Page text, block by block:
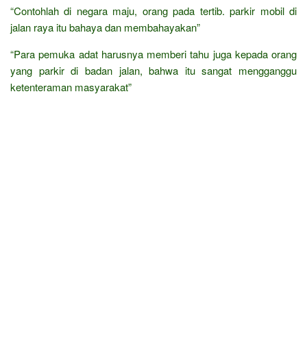
“Contohlah di negara maju, orang pada tertib. parkir mobil di
jalan raya itu bahaya dan membahayakan”
“Para pemuka adat harusnya memberi tahu juga kepada orang
yang parkir di badan jalan, bahwa itu sangat mengganggu
ketenteraman masyarakat”